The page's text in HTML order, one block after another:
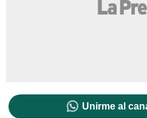
Unirme al